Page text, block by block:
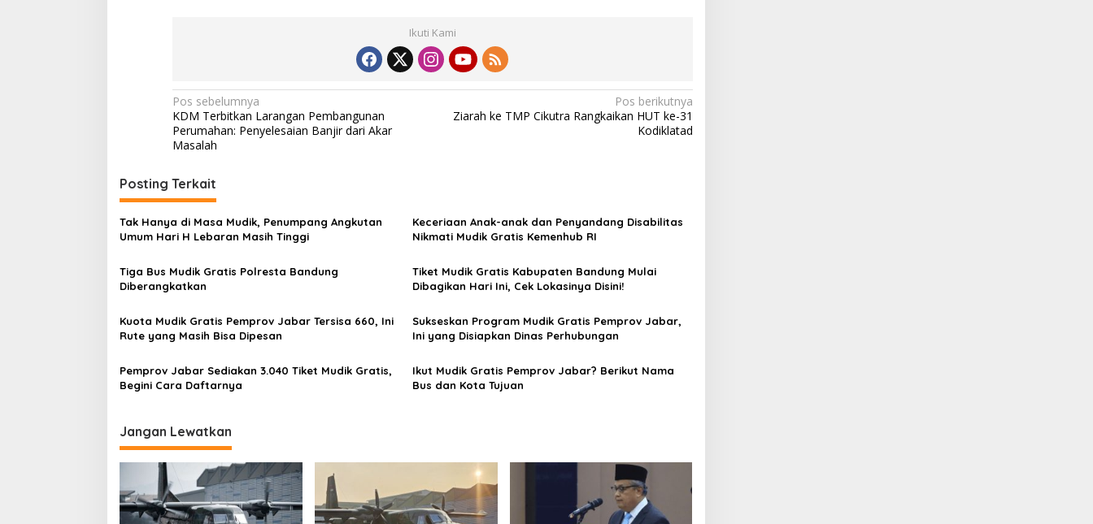
Ikuti Kami
N
a
v
i
g
a
s
i
p
o
s
Pos sebelumnya
KDM Terbitkan Larangan Pembangunan
Perumahan: Penyelesaian Banjir dari Akar
Masalah
Pos berikutnya
Ziarah ke TMP Cikutra Rangkaikan HUT ke-31
Kodiklatad
Posting Terkait
Tak Hanya di Masa Mudik, Penumpang Angkutan
Umum Hari H Lebaran Masih Tinggi
Keceriaan Anak-anak dan Penyandang Disabilitas
Nikmati Mudik Gratis Kemenhub RI
Tiga Bus Mudik Gratis Polresta Bandung
Diberangkatkan
Tiket Mudik Gratis Kabupaten Bandung Mulai
Dibagikan Hari Ini, Cek Lokasinya Disini!
Kuota Mudik Gratis Pemprov Jabar Tersisa 660, Ini
Rute yang Masih Bisa Dipesan
Sukseskan Program Mudik Gratis Pemprov Jabar,
Ini yang Disiapkan Dinas Perhubungan
Pemprov Jabar Sediakan 3.040 Tiket Mudik Gratis,
Begini Cara Daftarnya
Ikut Mudik Gratis Pemprov Jabar? Berikut Nama
Bus dan Kota Tujuan
Jangan Lewatkan